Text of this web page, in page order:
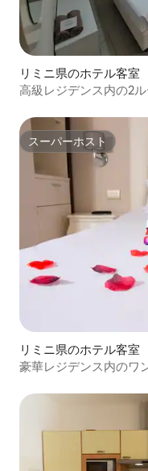
リミニ県のホテル客室
高級レジデンス内の2
スーパーホスト
スーパーホスト
リミニ県のホテル客室
豪華レジデンス内のワ